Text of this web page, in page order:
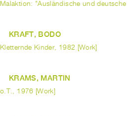
Malaktion: "Ausländische und
KRAFT, BODO
Kletternde Kinder, 1982 [Work]
KRAMS, MARTIN
o.T., 1976 [Work]